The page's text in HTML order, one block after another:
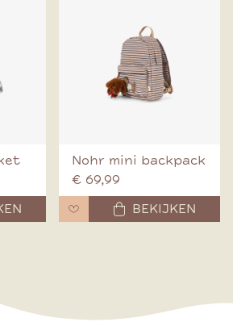
Nohr mini backpack
€ 69,99
BEKIJKEN